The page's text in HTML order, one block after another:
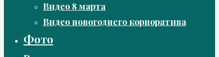
Видео 8 марта
Видео новогоднего корпоратива
Фото